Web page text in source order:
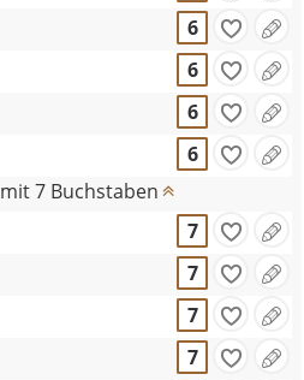
6
6
6
6
7 Buchstaben
7
7
7
7